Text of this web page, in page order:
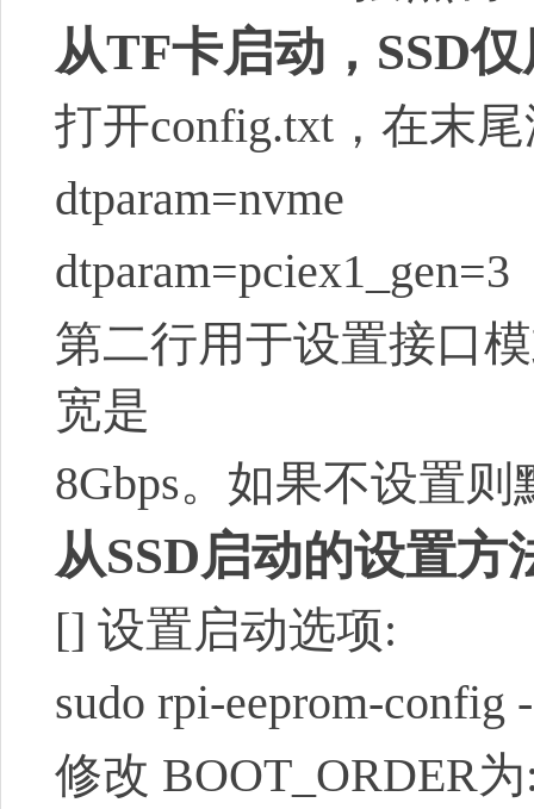
从TF卡启动，SSD
打开config.txt，在末
dtparam=nvme
dtparam=pciex1_gen=3
第二行用于设置接口
宽是
8Gbps。如果不设置则
从SSD启动的设置方
[] 设置启动选项:
sudo rpi-eeprom-config
修改 BOOT_ORDER